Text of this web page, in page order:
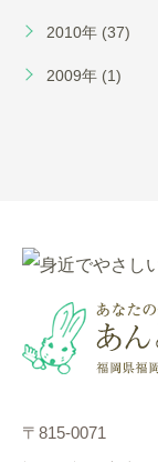
2010年 (37)
2009年 (1)
〒815-0071